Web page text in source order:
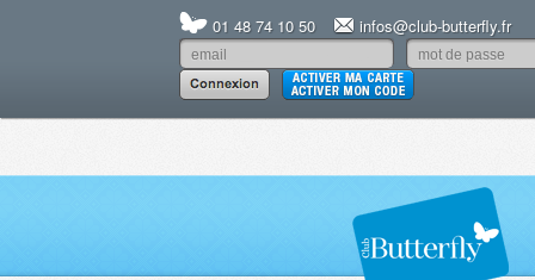
01 48 74 10 50 infos@club-butterfly.fr